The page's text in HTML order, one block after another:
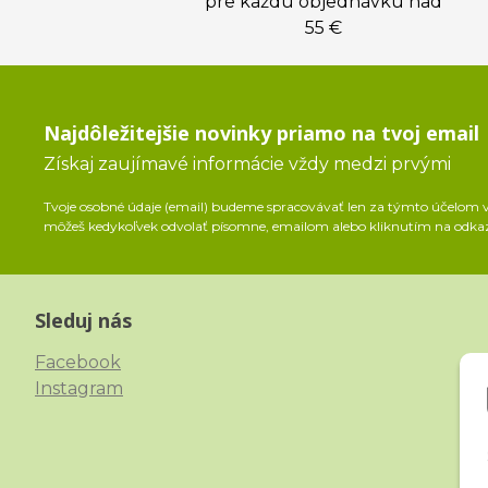
55 €
Najdôležitejšie novinky priamo na tvoj email
Získaj zaujímavé informácie vždy medzi prvými
Tvoje osobné údaje (email) budeme spracovávať len za týmto
môžeš kedykoľvek odvolať písomne, emailom alebo kliknutím na
Sleduj nás
Facebook
Instagram